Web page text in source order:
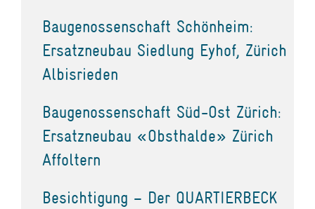
Baugenossenschaft Schönheim:
Ersatzneubau Siedlung Eyhof, Zürich
Albisrieden
Baugenossenschaft Süd-Ost Zürich:
Ersatzneubau «Obsthalde» Zürich
Affoltern
Besichtigung – Der QUARTIERBECK